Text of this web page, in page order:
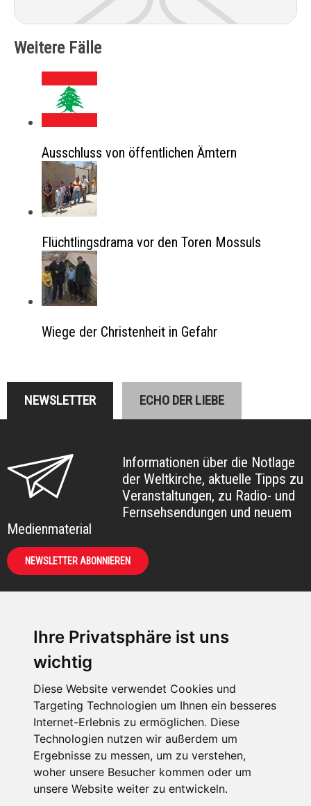
Ihre Privatsphäre ist uns
wichtig
Diese Website verwendet Cookies und
Targeting Technologien um Ihnen ein besseres
Internet-Erlebnis zu ermöglichen. Diese
Technologien nutzen wir außerdem um
Ergebnisse zu messen, um zu verstehen,
woher unsere Besucher kommen oder um
unsere Website weiter zu entwickeln.
Weitere Fälle
Ausschluss von öffentlichen Ämtern
Flüchtlingsdrama vor den Toren Mossuls
Wiege der Christenheit in Gefahr
NEWSLETTER ECHO DER LIEBE
Informationen über die Notlage
der Weltkirche, aktuelle Tipps zu
Veranstaltungen, zu Radio- und
Fernsehsendungen und neuem
Medienmaterial
NEWSLETTER ABONNIEREN
KIRCHE IN NOT -
Österreich
Weimarer Straße 104/3
1190 Wien
kin@kircheinnot.at
KIN weltweit